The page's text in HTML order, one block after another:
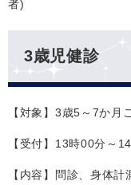
者)
3歳児健診
【対象】3歳5～7か月
【受付】13時00分～
【内容】問診、身体